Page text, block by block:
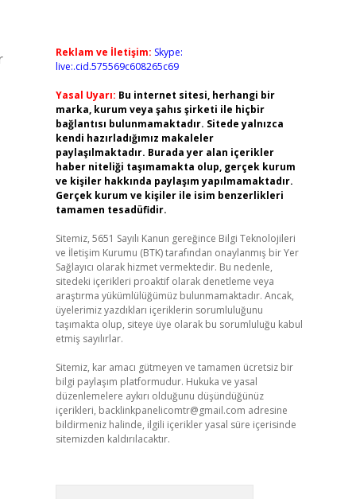
Reklam ve İletişim: Skype:
live:.cid.575569c608265c69
Yasal Uyarı: Bu internet sitesi, herhangi bir
marka, kurum veya şahıs şirketi ile hiçbir
bağlantısı bulunmamaktadır. Sitede yalnızca
kendi hazırladığımız makaleler
paylaşılmaktadır. Burada yer alan içerikler
haber niteliği taşımamakta olup, gerçek kurum
ve kişiler hakkında paylaşım yapılmamaktadır.
Gerçek kurum ve kişiler ile isim benzerlikleri
tamamen tesadüfidir.
Sitemiz, 5651 Sayılı Kanun gereğince Bilgi Teknolojileri
ve İletişim Kurumu (BTK) tarafından onaylanmış bir Yer
Sağlayıcı olarak hizmet vermektedir. Bu nedenle,
sitedeki içerikleri proaktif olarak denetleme veya
araştırma yükümlülüğümüz bulunmamaktadır. Ancak,
üyelerimiz yazdıkları içeriklerin sorumluluğunu
taşımakta olup, siteye üye olarak bu sorumluluğu kabul
etmiş sayılırlar.
Sitemiz, kar amacı gütmeyen ve tamamen ücretsiz bir
bilgi paylaşım platformudur. Hukuka ve yasal
düzenlemelere aykırı olduğunu düşündüğünüz
içerikleri, backlinkpanelicomtr@gmail.com adresine
bildirmeniz halinde, ilgili içerikler yasal süre içerisinde
sitemizden kaldırılacaktır.